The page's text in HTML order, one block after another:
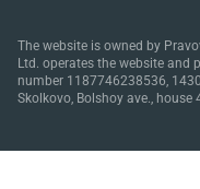
The website is owned by
Ltd. operates the website and
number 1187746238536,
Skolkovo, Bolshoy ave.,